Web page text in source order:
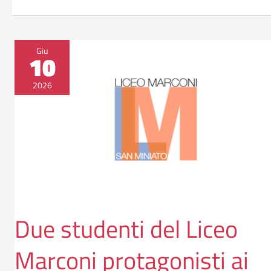
Giu
10
2026
Due studenti del Liceo
Marconi protagonisti ai
studenti
Liceo
Olympics